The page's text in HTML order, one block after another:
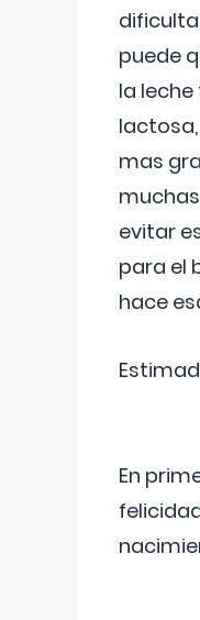
puede
la
mas
evitar
para el
hace
En